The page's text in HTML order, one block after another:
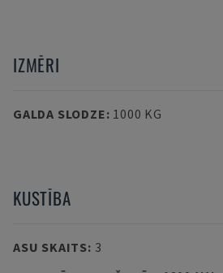
IZMĒRI
GALDA SLODZE: 1000 KG
KUSTĪBA
ASU SKAITS: 3